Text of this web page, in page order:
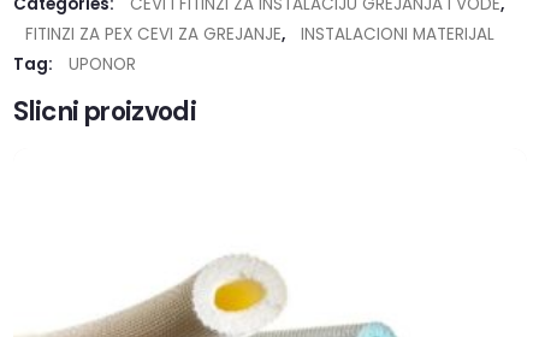
FITINZI ZA PEX CEVI ZA GREJANJE,
INSTALACIONI MATERIJAL
Tag:
UPONOR
Slicni proizvodi